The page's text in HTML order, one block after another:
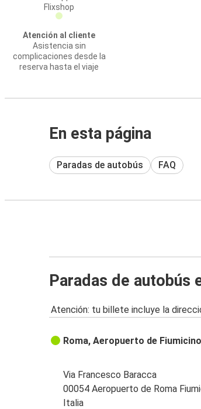
Flixshop
Atención al cliente
Asistencia sin
complicaciones desde la
reserva hasta el viaje
En esta página
Paradas de autobús FAQ
Paradas de autobús
Atención: tu billete incluye la
Roma, Aeropuerto de
Via Francesco Baracca
00054 Aeropuerto de Roma
Italia